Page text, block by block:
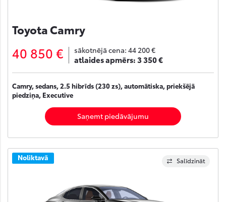
Toyota Camry
40 850 € sākotnējā cena: 44 200 €
atlaides apmērs:3 350 €
Camry, sedans, 2.5 hibrīds (230 zs), automātiska, priekšējā
piedziņa, Executive
Saņemt piedāvājumu
Salīdzināt
Noliktavā